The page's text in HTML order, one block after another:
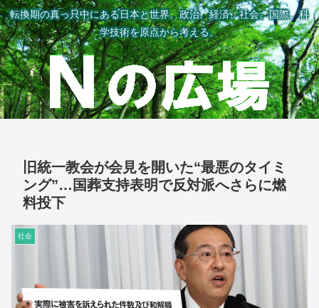
転換期の真っ只中にある日本と世界。政治、経済、社会、国際、科
学技術を原点から考える。
旧統一教会が会見を開いた“最悪のタイミ
ング”…国葬支持表明で反対派へさらに燃
料投下
社会